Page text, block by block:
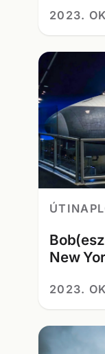
2023.
New
2023.